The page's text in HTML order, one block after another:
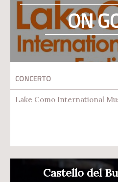
ON
CONCERTO
Lake Como International
Castello del